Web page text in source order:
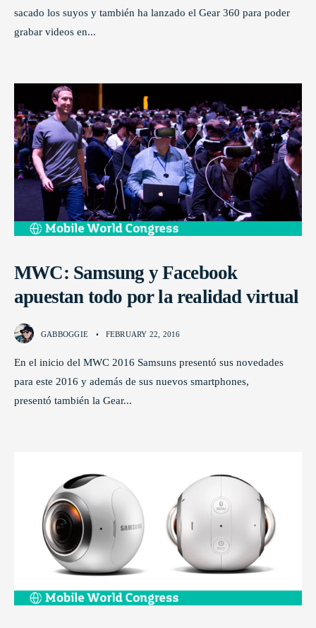
sacado los suyos y también ha lanzado el Gear 360 para poder
grabar videos en...
MWC: Samsung y Facebook
apuestan todo por la realidad virtual
GABBOGGIE • FEBRUARY 22, 2016
En el inicio del MWC 2016 Samsuns presentó sus novedades
para este 2016 y además de sus nuevos smartphones,
presentó también la Gear...